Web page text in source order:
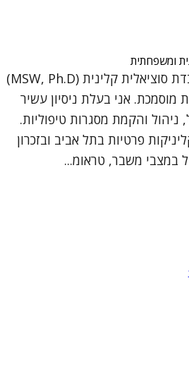
ומשפחתית
שמי ד"ר תלמה כהן, עובדת סוציאלית קלינית (MSW, Ph.D)
מוסמכת. אני בעלת ניסיון עשיר
ניהול והקמת מסגרות טיפוליות.
פרטיות בתל אביב ובזכרון
במצבי משבר, טראומ...